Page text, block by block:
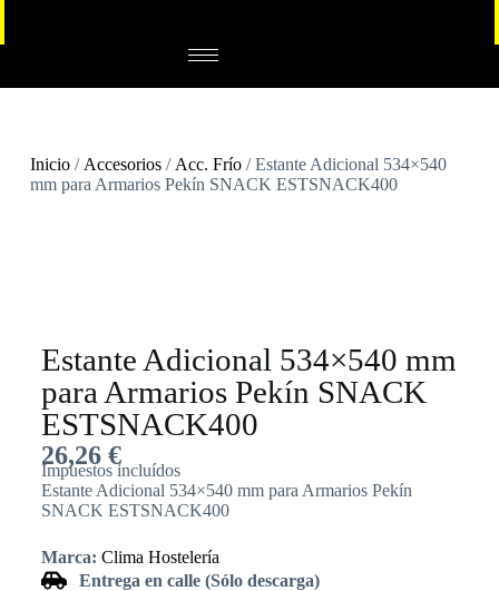
Inicio/ Accesorios/ Acc. Frío/ Estante Adicional 534×540
mm para Armarios Pekín SNACK ESTSNACK400
Estante Adicional 534×540 mm
para Armarios Pekín SNACK
ESTSNACK400
26,26 €
Impuestos incluídos
Estante Adicional 534×540 mm para Armarios Pekín
SNACK ESTSNACK400
Marca: Clima Hostelería
Entrega en calle (Sólo descarga)